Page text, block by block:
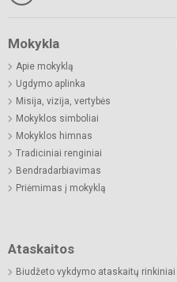
Mokykla
Apie mokyklą
Ugdymo aplinka
Misija, vizija, vertybės
Mokyklos simboliai
Mokyklos himnas
Tradiciniai renginiai
Bendradarbiavimas
Priėmimas į mokyklą
Ataskaitos
Biudžeto vykdymo ataskaitų rinkiniai